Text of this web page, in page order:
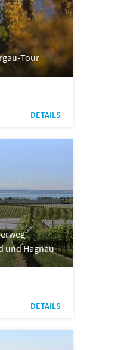
Tour
DETAILS
und Hagnau
DETAILS